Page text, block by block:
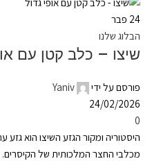
24 פבר
הבלוג שלנו
שיצו – כלב קטן עם
פורסם על ידי
Yaniv
24/02/2026
0
היסטוריה ומקור הגזע השיצו הוא
מכלבי החצר המלכותית של הקיסרים.